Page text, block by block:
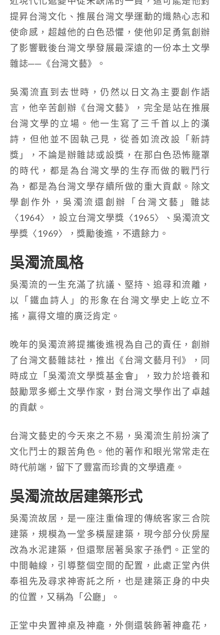
提昇台灣文化、推展台灣文學運動的熾熱心志和
使命感，超越他的白色恐懼，使他卯足勇氣創辦
了影響戰後台灣文學發展最深遠的一份本土文學
雜誌──《台灣文藝》。
吳濁流直到去世時，仍然以日文為主要創作語
言，他辛苦創辦《台灣文藝》，完全是站在推展
台灣文學的立場。他一生寫了三千首以上的漢
詩，但他並不固執己見，從善如流改設「新詩
獎」，不論是辦雜誌或設獎，在那白色恐怖籠罩
的時代，都是為台灣文學的生存而做的戰鬥行
為，都是為台灣文學存續所做的重大貢獻。除文
學創作外，吳濁流還創辦「台灣文藝」雜誌
〈1964〉，設立台灣文學獎〈1965〉、吳濁流文
學獎〈1969〉，獎勵後進，不遺餘力。
吳濁流風格
吳濁流的一生充滿了抗議、堅持、追尋和流離，
以「鐵血詩人」的形象在台灣文學史上屹立不
搖，贏得文壇的廣泛肯定。
晚年的吳濁流將提攜後進視為自己的責任，創辦
了台灣文藝雜誌社，推出《台灣文藝月刊》，同
時成立「吳濁流文學獎基金會」，致力於培養和
鼓勵眾多鄉土文學作家，對台灣文學作出了卓越
的貢獻。
台灣文藝史的今天來之不易，吳濁流生前扮演了
文化鬥士的艱苦角色。他的著作和眼光常常走在
時代前端，留下了豐富而珍貴的文學遺產。
吳濁流故居建築形式
吳濁流故居，是一座注重倫理的傳統客家三合院
建築，規模為一堂多橫屋建築，現今部分伙房屋
改為水泥建築，但還聚居著吳家子孫們。正堂的
中間軸線，引導整個空間的配置，此處正堂內供
奉祖先及尋求神寄託之所，也是建築正身的中央
的位置，又稱為「公廳」。
正堂中央置神桌及神龕，外側還裝飾著神龕花，